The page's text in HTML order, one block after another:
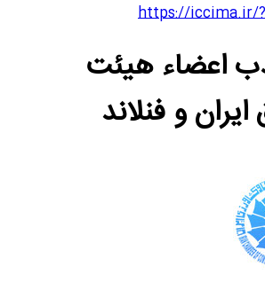
https://iccima.ir/
اعضاء هیئت
و فنلاند